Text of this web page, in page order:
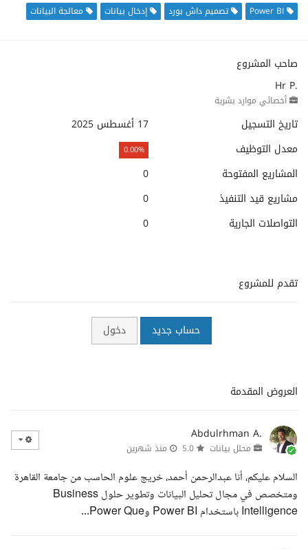
Power BI تصميم داش بورد إدخال بيانات معالجة البيانات
صاحب المشروع
Hr P.
أخصائي موارد بشرية
تاريخ التسجيل
17 أغسطس 2025
معدل التوظيف
0.00%
المشاريع المفتوحة
0
مشاريع قيد التنفيذ
0
التواصلات الجارية
0
تقدم للمشروع
حساب جديد دخول
العروض المقدمة
Abdulrhman A.
محلل بيانات منذ شهرين
السلام عليكم، أنا عبدالرحمن أحمد، خريج علوم الحاسب من جامعة القاهرة
ومتخصص في مجال تحليل البيانات وتطوير حلول Business
Intelligence باستخدام Power BI وPower Que...